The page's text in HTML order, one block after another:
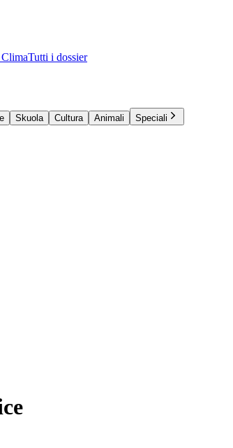
Tutti i dossier
Skuola Cultura Animali
Speciali